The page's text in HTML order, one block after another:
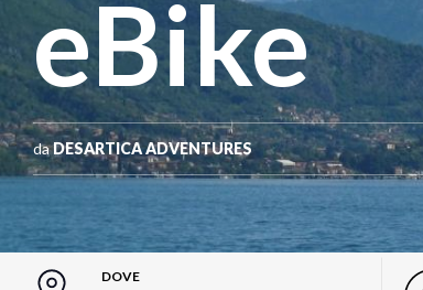
eBike
daDESARTICA ADVENTURES
DOVE